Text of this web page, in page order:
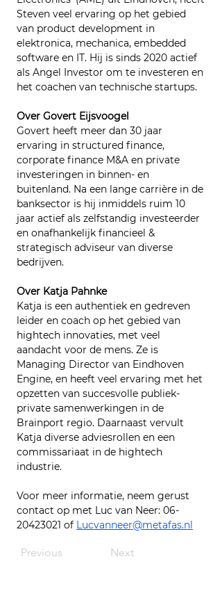
Steven veel ervaring op het gebied
van product development in
elektronica, mechanica, embedded
software en IT. Hij is sinds 2020 actief
als Angel Investor om te investeren en
het coachen van technische startups.
Over Govert Eijsvoogel
Govert heeft meer dan 30 jaar
ervaring in structured finance,
corporate finance M&A en private
investeringen in binnen- en
buitenland. Na een lange carrière in de
banksector is hij inmiddels ruim 10
jaar actief als zelfstandig investeerder
en onafhankelijk financieel &
strategisch adviseur van diverse
bedrijven.
Over Katja Pahnke
Katja is een authentiek en gedreven
leider en coach op het gebied van
hightech innovaties, met veel
aandacht voor de mens. Ze is
Managing Director van Eindhoven
Engine, en heeft veel ervaring met het
opzetten van succesvolle publiek-
private samenwerkingen in de
Brainport regio. Daarnaast vervult
Katja diverse adviesrollen en een
commissariaat in de hightech
industrie.
Voor meer informatie, neem gerust
contact op met Luc van Neer: 06-
20423021 of Lucvanneer@metafas.nl
Previous Next